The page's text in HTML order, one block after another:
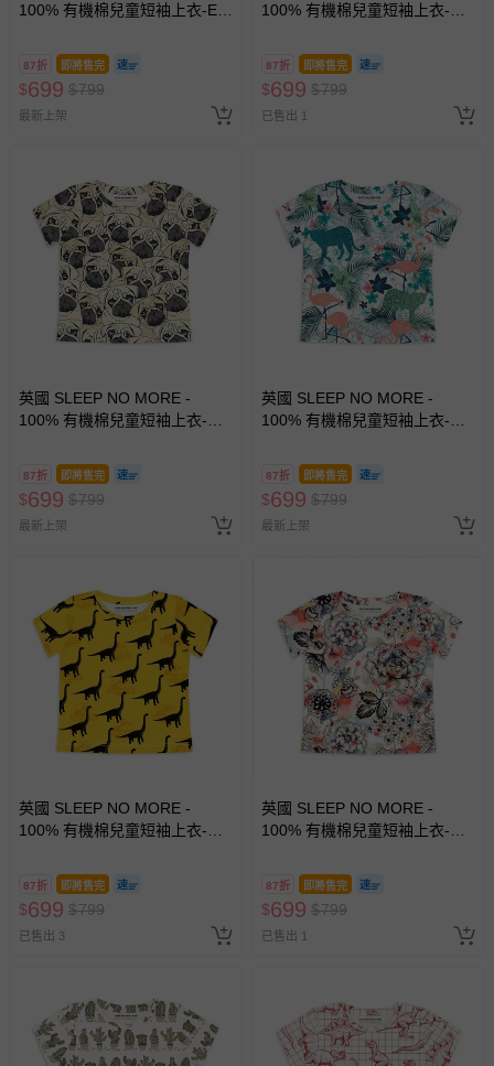
100% 有機棉兒童短袖上衣-ET
87折 即將售完
$699 $799
最新上架
100% 有機棉兒童短袖上衣-酪
87折 即將售完
$699 $799
已售出 1
英國 SLEEP NO MORE -
100% 有機棉兒童短袖上衣-巴
87折 即將售完
$699 $799
最新上架
英國 SLEEP NO MORE -
100% 有機棉兒童短袖上衣-叢
87折 即將售完
$699 $799
最新上架
英國 SLEEP NO MORE -
100% 有機棉兒童短袖上衣-侏
87折 即將售完
$699 $799
已售出 3
英國 SLEEP NO MORE -
100% 有機棉兒童短袖上衣-夢
87折 即將售完
$699 $799
已售出 1